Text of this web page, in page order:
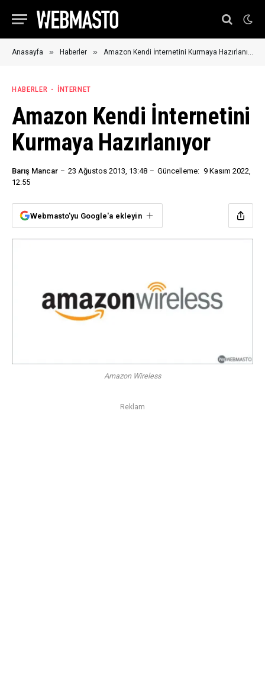
Anasayfa » Haberler » Amazon Kendi İnternetini Kurmaya Hazırlanıyor
HABERLER İNTERNET
Amazon Kendi İnternetini
Kurmaya Hazırlanıyor
Barış Mancar 23 Ağustos 2013, 13:48 Güncelleme: 9 Kasım 2022,
12:55
Webmasto'yu Google'a ekleyin
Amazon Wireless
Reklam